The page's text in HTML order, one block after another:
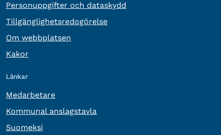
Personuppgifter och dataskydd
Tillgänglighetsredogörelse
Om webbplatsen
Kakor
Länkar
Medarbetare
Kommunal anslagstavla
Suomeksi